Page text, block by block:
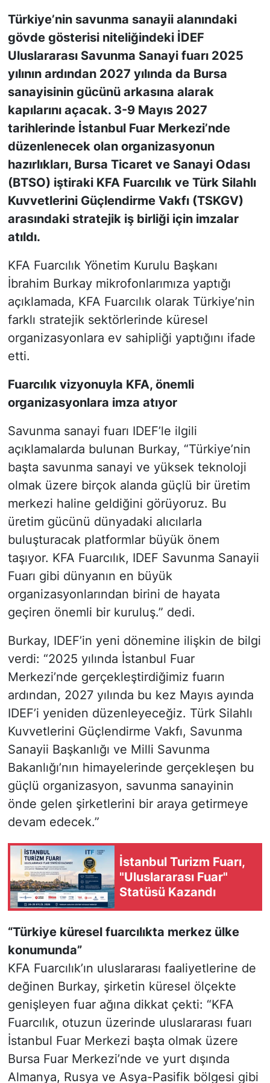
Türkiye’nin savunma sanayii alanındaki
gövde gösterisi niteliğindeki İDEF
Uluslararası Savunma Sanayi fuarı 2025
yılının ardından 2027 yılında da Bursa
sanayisinin gücünü arkasına alarak
kapılarını açacak. 3-9 Mayıs 2027
tarihlerinde İstanbul Fuar Merkezi’nde
düzenlenecek olan organizasyonun
hazırlıkları, Bursa Ticaret ve Sanayi Odası
(BTSO) iştiraki KFA Fuarcılık ve Türk Silahlı
Kuvvetlerini Güçlendirme Vakfı (TSKGV)
arasındaki stratejik iş birliği için imzalar
atıldı.
KFA Fuarcılık Yönetim Kurulu Başkanı
İbrahim Burkay mikrofonlarımıza yaptığı
açıklamada, KFA Fuarcılık olarak Türkiye’nin
farklı stratejik sektörlerinde küresel
organizasyonlara ev sahipliği yaptığını ifade
etti.
Fuarcılık vizyonuyla KFA, önemli
organizasyonlara imza atıyor
Savunma sanayi fuarı IDEF’le ilgili
açıklamalarda bulunan Burkay, “Türkiye’nin
başta savunma sanayi ve yüksek teknoloji
olmak üzere birçok alanda güçlü bir üretim
merkezi haline geldiğini görüyoruz. Bu
üretim gücünü dünyadaki alıcılarla
buluşturacak platformlar büyük önem
taşıyor. KFA Fuarcılık, IDEF Savunma Sanayii
Fuarı gibi dünyanın en büyük
organizasyonlarından birini de hayata
geçiren önemli bir kuruluş.” dedi.
Burkay, IDEF’in yeni dönemine ilişkin de bilgi
verdi: “2025 yılında İstanbul Fuar
Merkezi’nde gerçekleştirdiğimiz fuarın
ardından, 2027 yılında bu kez Mayıs ayında
IDEF’i yeniden düzenleyeceğiz. Türk Silahlı
Kuvvetlerini Güçlendirme Vakfı, Savunma
Sanayii Başkanlığı ve Milli Savunma
Bakanlığı’nın himayelerinde gerçekleşen bu
güçlü organizasyon, savunma sanayinin
önde gelen şirketlerini bir araya getirmeye
devam edecek.”
İstanbul Turizm Fuarı,
"Uluslararası Fuar"
Statüsü Kazandı
“Türkiye küresel fuarcılıkta merkez ülke
konumunda”
KFA Fuarcılık’ın uluslararası faaliyetlerine de
değinen Burkay, şirketin küresel ölçekte
genişleyen fuar ağına dikkat çekti: “KFA
Fuarcılık, otuzun üzerinde uluslararası fuarı
İstanbul Fuar Merkezi başta olmak üzere
Bursa Fuar Merkezi’nde ve yurt dışında
Almanya, Rusya ve Asya-Pasifik bölgesi gibi
KONGRE HABERLERİ
KONGRE TAKVİMİ
RÖPORTAJLAR
BİYOGRAFİLER